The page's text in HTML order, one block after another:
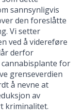
sannsynligvis
den foreslåtte
Vi setter
ved å videreføre
derfor
for
grenseverdien
å nevne at
av
kriminalitet.